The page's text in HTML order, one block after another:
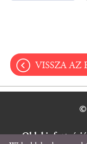
VISSZA AZ
©
Oldal